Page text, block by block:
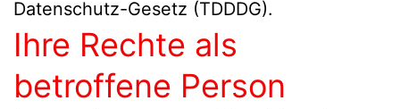
Datenschutz-Gesetz (TDDDG).
Ihre Rechte als
betroffene Person